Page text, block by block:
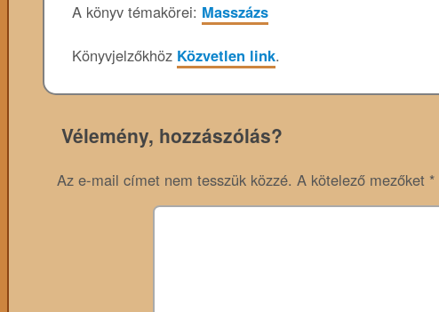
A könyv témakörei: Masszázs
Könyvjelzőkhöz Közvetlen link.
Vélemény, hozzászólás?
Az e-mail címet nem tesszük közzé. A kötelező mezőket *